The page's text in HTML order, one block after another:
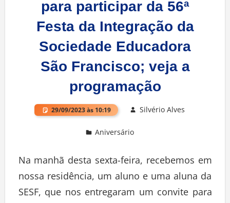
para participar da 56ª
Festa da Integração da
Sociedade Educadora
São Francisco; veja a
programação
29/09/2023 às 10:19 Silvério Alves
Aniversário
Na manhã desta sexta-feira, recebemos em
nossa residência, um aluno e uma aluna da
SESF, que nos entregaram um convite para